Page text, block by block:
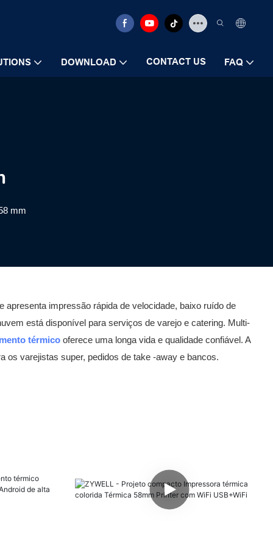
DOWNLOAD CONTACT US FAQ
mm
apresenta impressão rápida de velocidade, baixo ruído de
está disponível para serviços de varejo e catering. Multi-
térmico oferece uma longa vida e qualidade confiável. A
os varejistas super, pedidos de take -away e bancos.